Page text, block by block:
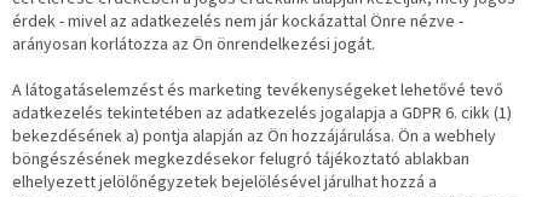
érdek - mivel az adatkezelés nem jár kockázattal Önre nézve -
arányosan korlátozza az Ön önrendelkezési jogát.
A látogatáselemzést és marketing tevékenységeket lehetővé tevő
adatkezelés tekintetében az adatkezelés jogalapja a GDPR 6. cikk (1)
bekezdésének a) pontja alapján az Ön hozzájárulása. Ön a webhely
böngészésének megkezdésekor felugró tájékoztató ablakban
elhelyezett jelölőnégyzetek bejelölésével járulhat hozzá a